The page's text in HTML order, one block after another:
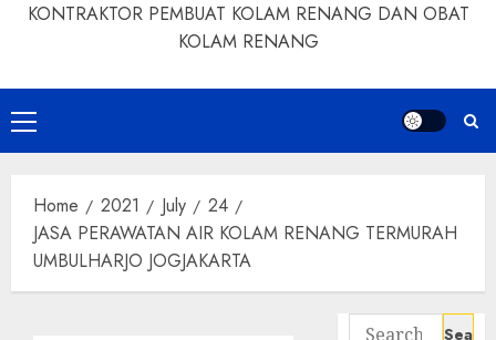
KONTRAKTOR PEMBUAT KOLAM RENANG DAN OBAT
KOLAM RENANG
Primary
Menu
Home 2021 July
24
JASA PERAWATAN AIR KOLAM RENANG TERMURAH
UMBULHARJO JOGJAKARTA
Search